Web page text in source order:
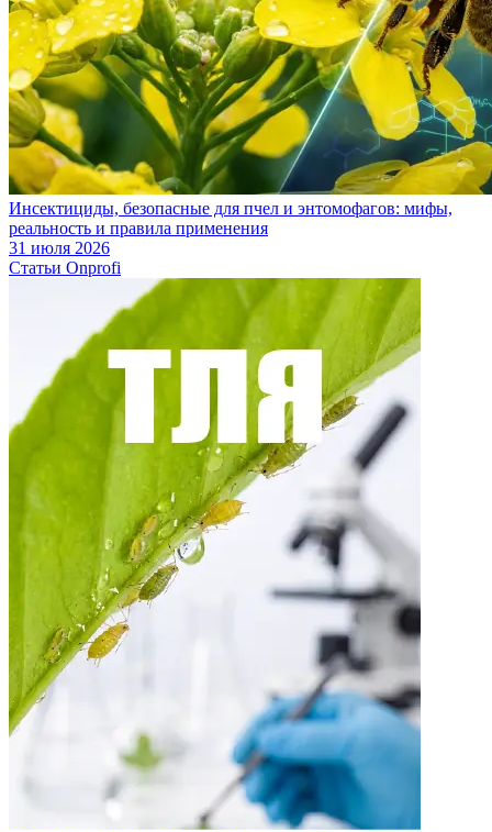
Инсектициды, безопасные для пчел и энтомофагов: мифы,
реальность и правила применения
31 июля 2026
Статьи Onprofi